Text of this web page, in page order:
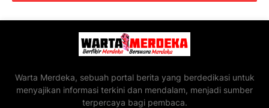
Warta Merdeka, sebuah portal berita yang berdedikasi untuk
menyajikan informasi terkini dan mendalam, menjadi sumber
terpercaya bagi pembaca.